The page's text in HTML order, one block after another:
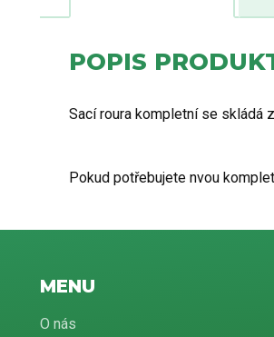
POPIS
Sací roura kompletní se skládá
Pokud potřebujete nvou
MENU
O nás